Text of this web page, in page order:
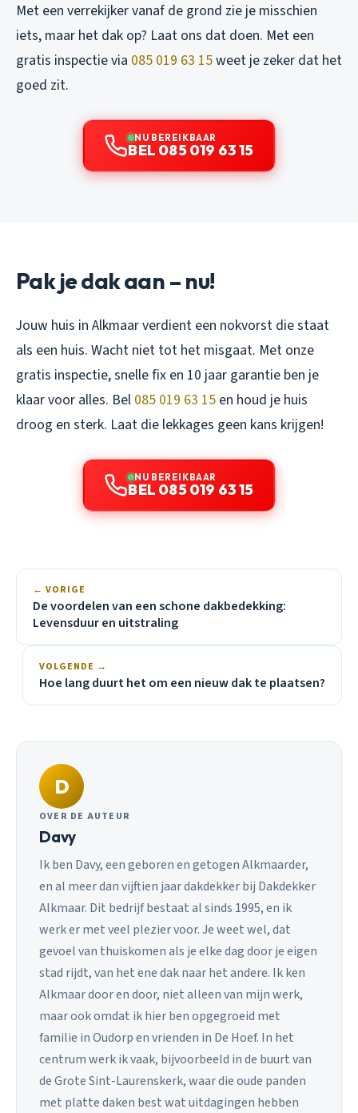
Met een verrekijker vanaf de grond zie je misschien
iets, maar het dak op? Laat ons dat doen. Met een
gratis inspectie via 085 019 63 15weet je zeker dat het
goed zit.
NU BEREIKBAAR
BEL 085 019 63 15
Pak je dak aan – nu!
Jouw huis in Alkmaar verdient een nokvorst die staat
als een huis. Wacht niet tot het misgaat. Met onze
gratis inspectie, snelle fix en 10 jaar garantie ben je
klaar voor alles. Bel 085 019 63 15 en houd je huis
droog en sterk. Laat die lekkages geen kans krijgen!
NU BEREIKBAAR
BEL 085 019 63 15
← VORIGE
De voordelen van een schone dakbedekking:
Levensduur en uitstraling
VOLGENDE →
Hoe lang duurt het om een nieuw dak te plaatsen?
D
OVER DE AUTEUR
Davy
Ik ben Davy, een geboren en getogen Alkmaarder,
en al meer dan vijftien jaar dakdekker bij Dakdekker
Alkmaar. Dit bedrijf bestaat al sinds 1995, en ik
werk er met veel plezier voor. Je weet wel, dat
gevoel van thuiskomen als je elke dag door je eigen
stad rijdt, van het ene dak naar het andere. Ik ken
Alkmaar door en door, niet alleen van mijn werk,
maar ook omdat ik hier ben opgegroeid met
familie in Oudorp en vrienden in De Hoef. In het
centrum werk ik vaak, bijvoorbeeld in de buurt van
de Grote Sint-Laurenskerk, waar die oude panden
met platte daken best wat uitdagingen hebben